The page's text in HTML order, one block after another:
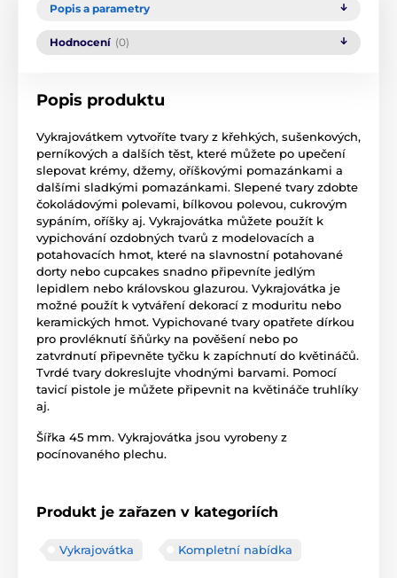
Popis a parametry
Hodnocení (0)
Popis produktu
Vykrajovátkem vytvoříte tvary z křehkých, sušenkových,
perníkových a dalších těst, které můžete po upečení
slepovat krémy, džemy, oříškovými pomazánkami a
dalšími sladkými pomazánkami. Slepené tvary zdobte
čokoládovými polevami, bílkovou polevou, cukrovým
sypáním, oříšky aj. Vykrajovátka můžete použít k
vypichování ozdobných tvarů z modelovacích a
potahovacích hmot, které na slavnostní potahované
dorty nebo cupcakes snadno připevníte jedlým
lepidlem nebo královskou glazurou. Vykrajovátka je
možné použít k vytváření dekorací z moduritu nebo
keramických hmot. Vypichované tvary opatřete dírkou
pro provléknutí šňůrky na pověšení nebo po
zatvrdnutí připevněte tyčku k zapíchnutí do květináčů.
Tvrdé tvary dokreslujte vhodnými barvami. Pomocí
tavicí pistole je můžete připevnit na květináče truhlíky
aj.
Šířka 45 mm. Vykrajovátka jsou vyrobeny z
pocínovaného plechu.
Produkt je zařazen v kategoriích
Vykrajovátka Kompletní nabídka